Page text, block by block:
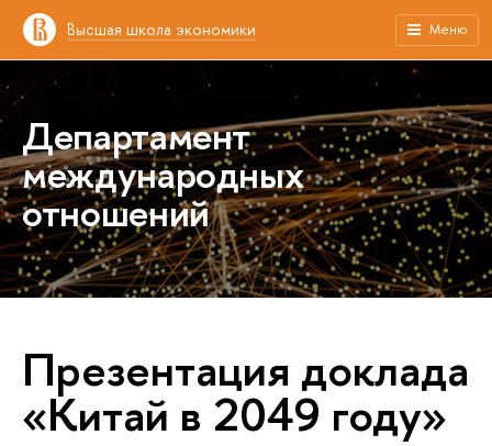
Высшая школа экономики Меню
Департамент
международных
отношений
Презентация доклада
«Китай в 2049 году»